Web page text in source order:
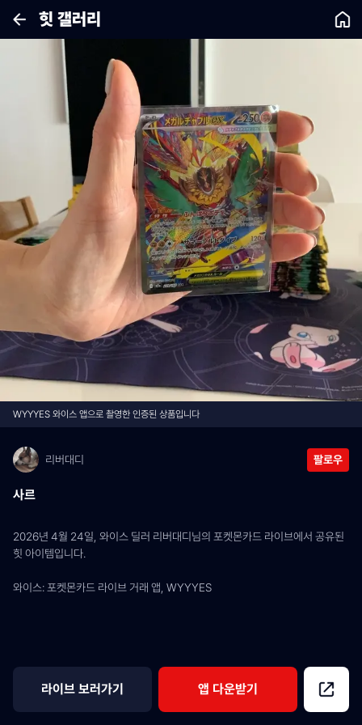
힛 갤러리
WYYYES 와이스 앱으로 촬영한 인증된 상품입니다
리버대디 팔로우
사르
2026년 4월 24일, 와이스 딜러 리버대디님의 포켓몬카드 라이브에서 공유된
힛 아이템입니다.
와이스: 포켓몬카드 라이브 거래 앱, WYYYES
라이브 보러가기 앱 다운받기